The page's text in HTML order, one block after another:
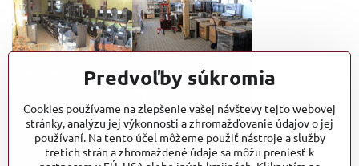
Predvoľby súkromia
Cookies používame na zlepšenie vašej návštevy tejto webovej
stránky, analýzu jej výkonnosti a zhromažďovanie údajov o jej
používaní. Na tento účel môžeme použiť nástroje a služby
tretích strán a zhromaždené údaje sa môžu preniesť k